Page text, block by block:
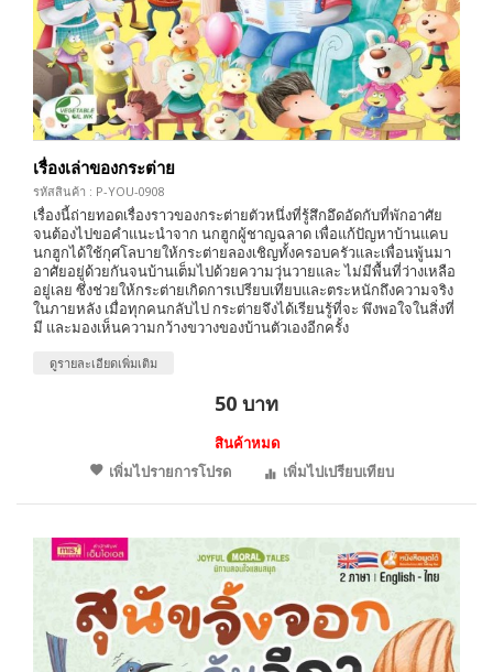
เรื่องเล่าของกระต่าย
รหัสสินค้า : P-YOU-0908
เรื่องนี้ถ่ายทอดเรื่องราวของกระต่ายตัวหนึ่งที่รู้สึกอึดอัดกับที่พักอาศัย
จนต้องไปขอคำแนะนำจาก นกฮูกผู้ชาญฉลาด เพื่อแก้ปัญหาบ้านแคบ
นกฮูกได้ใช้กุศโลบายให้กระต่ายลองเชิญทั้งครอบครัวและเพื่อนพู้นมา
อาศัยอยู่ด้วยกันจนบ้านเต็มไปด้วยความวุ่นวายและ ไม่มีพื้นที่ว่างเหลือ
อยู่เลย ซึ่งช่วยให้กระต่ายเกิดการเปรียบเทียบและตระหนักถึงความจริง
ในภายหลัง เมื่อทุกคนกลับไป กระต่ายจึงได้เรียนรู้ที่จะ พึงพอใจในสิ่งที่
มี และมองเห็นความกว้างขวางของบ้านตัวเองอีกครั้ง
ดูรายละเอียดเพิ่มเติม
50 บาท
สินค้าหมด
เพิ่มไปรายการโปรด
เพิ่มไปเปรียบเทียบ